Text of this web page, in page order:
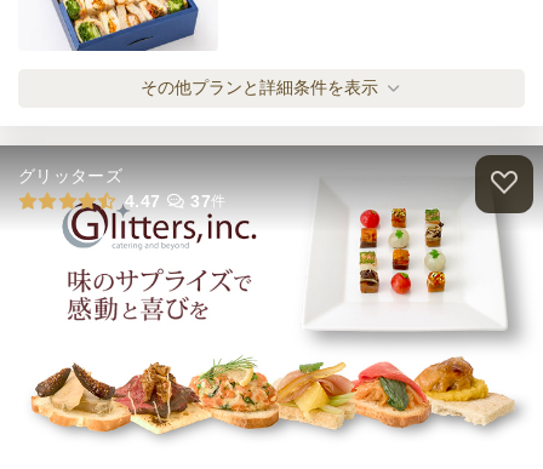
ード付き)
〈食べ応え抜群〉5種人気サンドイッチ(カッ
プフード付き)
オードブル
2,100円/人
〈シンプルこそ王道〉たまごサンド食べ比べ
オードブル
630 /人
その他プランと詳細条件を表示
グリッターズ
4.47
37件